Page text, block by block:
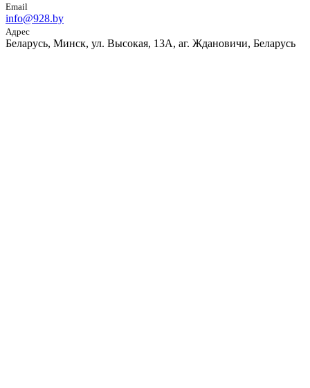
Email
info@928.by
Адрес
Беларусь, Минск, ул. Высокая, 13А, аг. Ждановичи, Беларусь